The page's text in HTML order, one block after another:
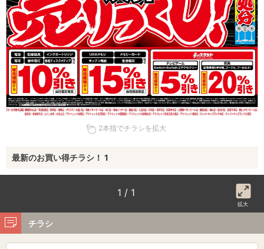
2本指でチラシを拡大
最新のお買い得チラシ！ 1
1 / 1
拡大
チラシ